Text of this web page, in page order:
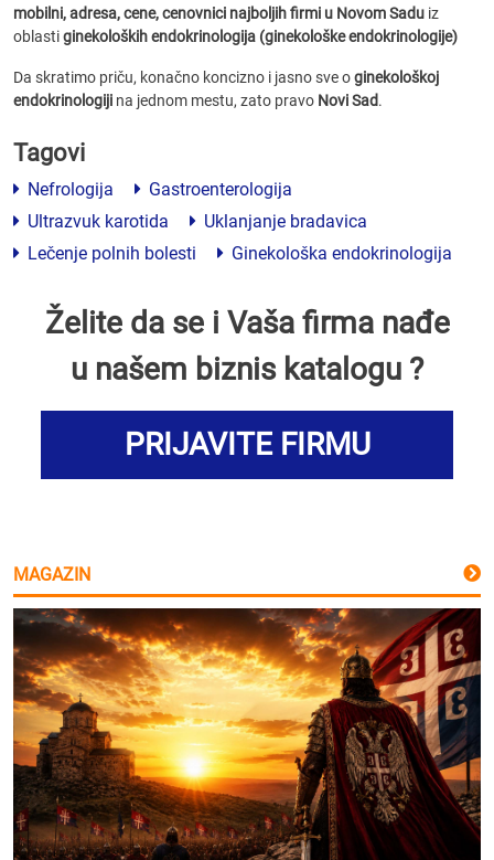
mobilni, adresa, cene, cenovnici najboljih firmi u Novom Sadu iz
oblastiginekoloških endokrinologija (ginekološke endokrinologije)
Da skratimo priču, konačno koncizno i jasno sve oginekološkoj
endokrinologiji na jednom mestu, zato pravo Novi Sad.
Tagovi
Nefrologija
Gastroenterologija
Ultrazvuk karotida
Uklanjanje bradavica
Lečenje polnih bolesti
Ginekološka endokrinologija
Želite da se i Vaša firma nađe
u našem biznis katalogu ?
PRIJAVITE FIRMU
MAGAZIN